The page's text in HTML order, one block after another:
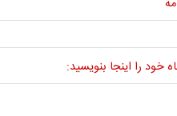
خود را اینجا بنویسید: